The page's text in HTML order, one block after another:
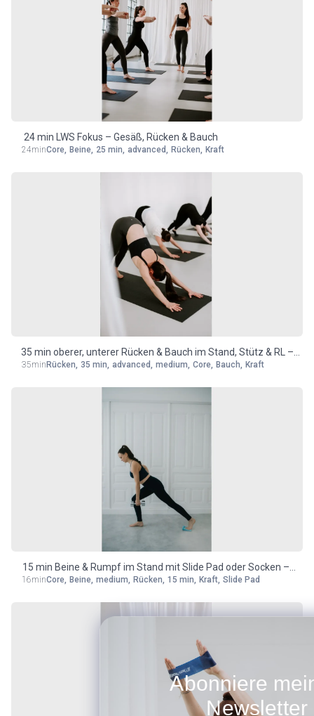
24 min LWS Fokus – Gesäß, Rücken & Bauch
24minCore, Beine, 25 min, advanced, Rücken, Kraft
35 min oberer, unterer Rücken & Bauch im Stand, Stütz & RL –
medium/advanced
35min Rücken, 35 min, advanced, medium, Core, Bauch, Kraft
15 min Beine & Rumpf im Stand mit Slide Pad oder Socken –
medium
16minCore, Beine, medium, Rücken, 15 min, Kraft, Slide Pad
Abonniere meinen
Newsletter